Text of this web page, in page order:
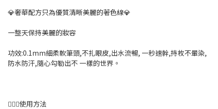
💎奢華配方只為優質清晰美麗的著色線💎
一整天保持美麗的妝容
功效:0.1mm細柔軟筆頭,不扎眼皮,出水流暢, 一秒速幹,持枚不暈染,
防水防汗,隨心勾勒出不 一樣的世界。
💁🏻‍♀️使用方法